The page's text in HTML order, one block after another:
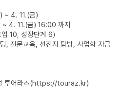
~ 4. 11.(금)
4. 11.(금) 16:00 까지
10, 성장단계 6)
, 전문교육, 선진지 탐방, 사업화 자금
투어라즈(https://touraz.kr)